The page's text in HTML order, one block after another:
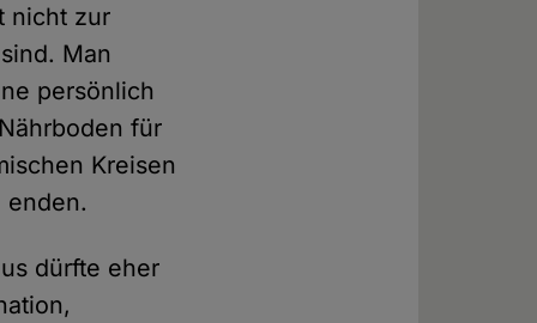
nicht zur
Man
persönlich
für
Kreisen
enden.
dürfte eher